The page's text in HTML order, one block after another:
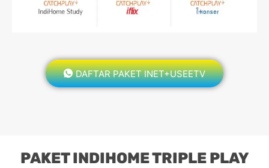
DAFTAR PAKET INET+USEETV
PAKET INDIHOME TRIPLE PLAY